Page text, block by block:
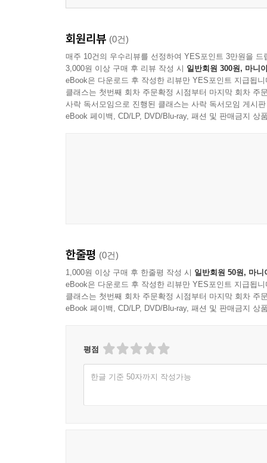
회원리뷰 (0건)
매주 10건의 우수리뷰를 선정하여 YES포인트 3만원을 드
3,000원 이상 구매 후 리뷰 작성 시 일반회원 300원, 마니
eBook은 다운로드 후 작성한 리뷰만 YES포인트 지급됩니
클래스는 첫번째 회차 주문확정 시점부터 마지막 회차 주
사락 독서모임으로 진행된 클래스는 사락 독서모임 게시
eBook 페이백, CD/LP, DVD/Blu-ray, 패션 및 판매금지 상
한줄평 (0건)
1,000원 이상 구매 후 한줄평 작성 시 일반회원 50원, 마니
eBook은 다운로드 후 작성한 리뷰만 YES포인트 지급됩니
클래스는 첫번째 회차 주문확정 시점부터 마지막 회차 주
eBook 페이백, CD/LP, DVD/Blu-ray, 패션 및 판매금지 상
평점
한글 기준 50자까지 작성가능